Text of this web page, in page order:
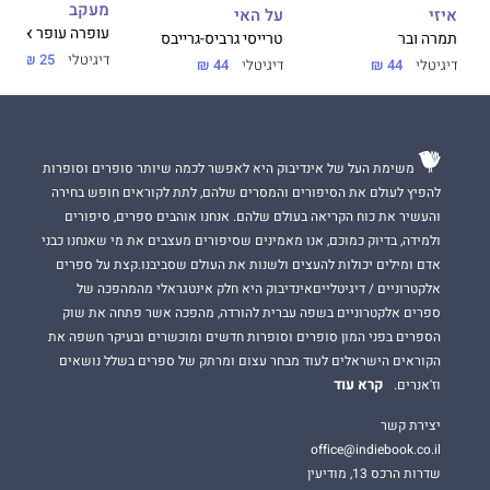
איזי
תמרה ובר
דיגיטלי 44 ₪
על האי
טרייסי גרביס-גרייבס
דיגיטלי 44 ₪
מעקב
עופרה עופר אורן
דיגיטלי 25 ₪
משימת העל של אינדיבוק היא לאפשר לכמה שיותר סופרים וסופרות
להפיץ לעולם את הסיפורים והמסרים שלהם, לתת לקוראים חופש בחירה
והעשיר את כוח הקריאה בעולם שלהם. אנחנו אוהבים ספרים, סיפורים
ולמידה, בדיוק כמוכם, אנו מאמינים שסיפורים מעצבים את מי שאנחנו כבני
אדם ומילים יכולות להעצים ולשנות את העולם שסביבנו.קצת על ספרים
אלקטרוניים / דיגיטלייםאינדיבוק היא חלק אינטגראלי מהמהפכה של
ספרים אלקטרוניים בשפה עברית להורדה, מהפכה אשר פתחה את שוק
הספרים בפני המון סופרים וסופרות חדשים ומוכשרים ובעיקר חשפה את
הקוראים הישראלים לעוד מבחר עצום ומרתק של ספרים בשלל נושאים
וז'אנרים.
קרא עוד
יצירת קשר
office@indiebook.co.il
שדרות הרכס 13, מודיעין